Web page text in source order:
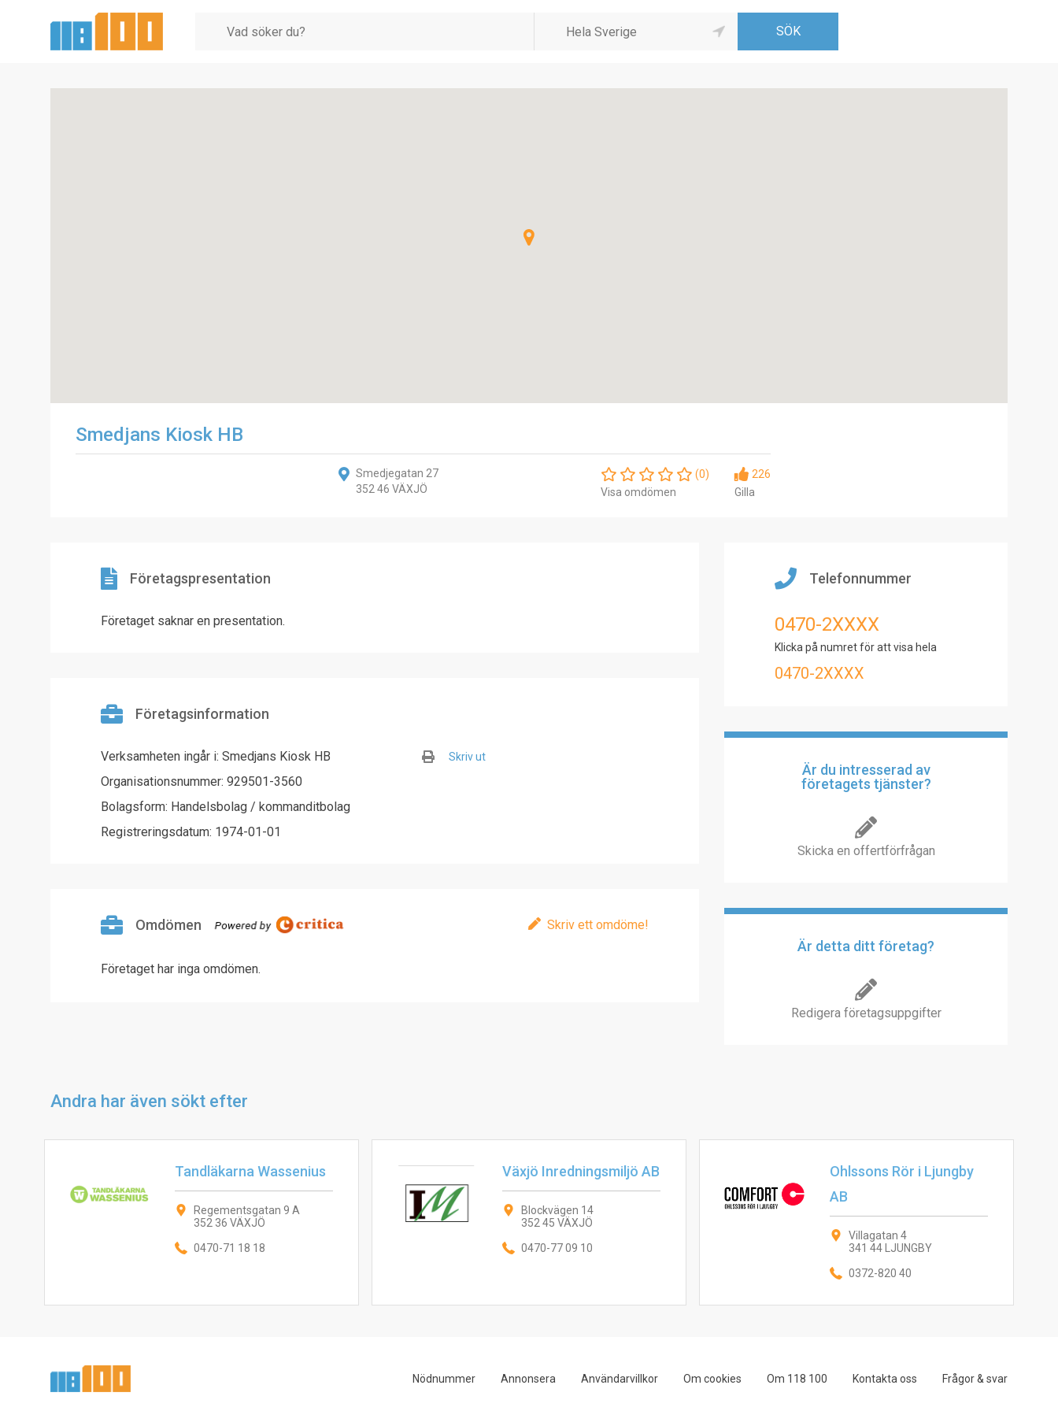
Smedjans Kiosk HB
Smedjegatan 27
352 46 VÄXJÖ
(0)
Visa omdömen
226
Gilla
Företagspresentation
Företaget saknar en presentation.
Företagsinformation
Verksamheten ingår i: Smedjans Kiosk HB
Organisationsnummer: 929501-3560
Bolagsform: Handelsbolag / kommanditbolag
Registreringsdatum: 1974-01-01
Skriv ut
Omdömen Skriv ett omdöme!
Företaget har inga omdömen.
Telefonnummer
0470-2XXXX
Klicka på numret för att visa hela
0470-2XXXX
Är du intresserad av
företagets tjänster?
Skicka en offertförfrågan
Är detta ditt företag?
Redigera företagsuppgifter
Andra har även sökt efter
Tandläkarna Wassenius
Regementsgatan 9 A
352 36 VÄXJÖ
0470-71 18 18
Växjö Inredningsmiljö AB
Blockvägen 14
352 45 VÄXJÖ
0470-77 09 10
Ohlssons Rör i Ljungby
AB
Villagatan 4
341 44 LJUNGBY
0372-820 40
Nödnummer Annonsera Användarvillkor Om cookies Om 118 100 Kontakta oss Frågor & svar